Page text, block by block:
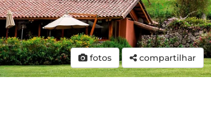
fotos compartilhar